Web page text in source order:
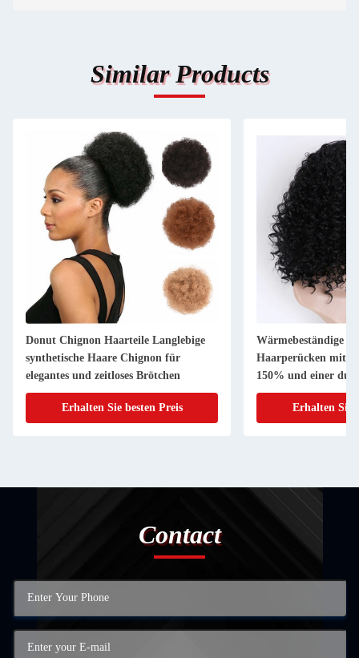
Similar Products
Donut Chignon Haarteile Langlebige
synthetische Haare Chignon für
elegantes und zeitloses Brötchen
Erhalten Sie besten Preis
Wärmebeständige
Haarperücken mit
150% und einer
Größe
Erhalten Sie
Contact